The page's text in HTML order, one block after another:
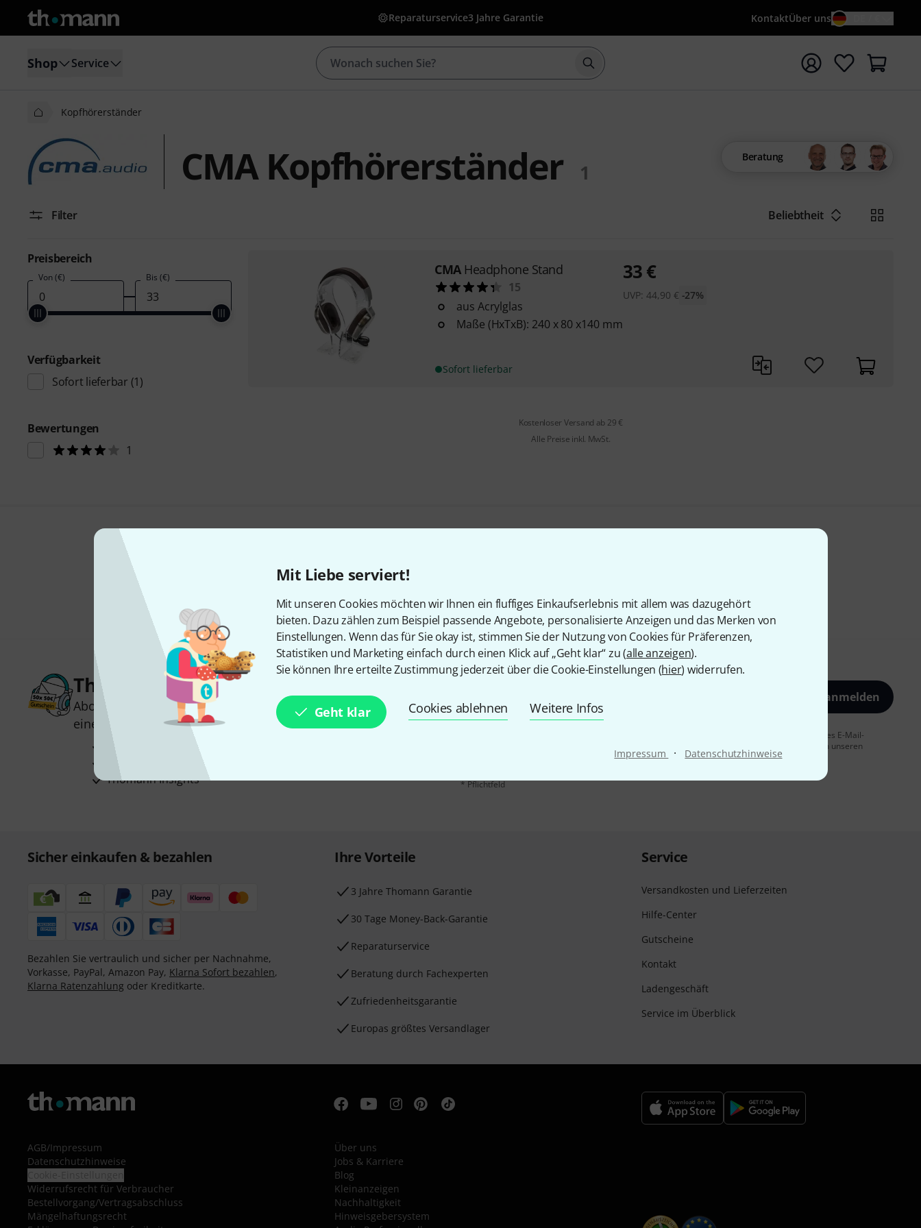
Mit Liebe serviert!
Mit unseren Cookies möchten wir Ihnen ein fluffiges Einkaufserlebnis mit allem was dazugehört
bieten. Dazu zählen zum Beispiel passende Angebote, personalisierte Anzeigen und das Merken von
Einstellungen. Wenn das für Sie okay ist, stimmen Sie der Nutzung von Cookies für Präferenzen,
Statistiken und Marketing einfach durch einen Klick auf „Geht klar“ zu (alle anzeigen).
Sie können Ihre erteilte Zustimmung jederzeit über die Cookie-Einstellungen (hier) widerrufen.
Geht klar Cookies ablehnen Weitere Infos
Impressum · Datenschutzhinweise
Reparaturservice3 Jahre Garantie KontaktÜber uns
Shop Service Suche mit Suchwort {searchTerm} starten
Kopfhörerständer
CMA Kopfhörerständer 1
Beratung
Filter Beliebtheit
Preisbereich
Von (€) Bis (€)
Verfügbarkeit
Sofort lieferbar (1)
Bewertungen
1
CMA Headphone Stand
15
aus Acrylglas
Maße (HxTxB): 240 x 80 x140 mm
Sofort lieferbar
33€
UVP: 44,90 € -27%
Kostenloser Versand ab 29 €
Alle Preise inkl. MwSt.
Teilen
Thomann Newsletter
Abonniere den Thomann Newsletter und gewinne mit etwas Glück
einen von
50 Gutscheinen über jeweils
Inspirierende Beiträge
Thomann Insights
Jetzt anmelden
Mit Klick auf „Jetzt anmelden“ stimmen Sie dem Erhalt von E-Mail-Werbung und einer Messung des E-Mail-
Nutzungsverhaltens zu. Die Abmeldung ist jederzeit möglich. Weitere Informationen finden Sie in unseren
* Pflichtfeld
Sicher einkaufen & bezahlen
Bezahlen Sie vertraulich und sicher per Nachnahme,
Vorkasse, PayPal, Amazon Pay, Klarna Sofort bezahlen,
Klarna Ratenzahlung oder Kreditkarte.
Ihre Vorteile
3 Jahre Thomann Garantie
30 Tage Money-Back-Garantie
Reparaturservice
Beratung durch Fachexperten
Zufriedenheitsgarantie
Europas größtes Versandlager
Service
Versandkosten und Lieferzeiten
Hilfe-Center
Gutscheine
Kontakt
Ladengeschäft
Service im Überblick
AGB/Impressum
Datenschutzhinweise
Widerrufsrecht für Verbraucher
Bestellvorgang/Vertragsabschluss
Mängelhaftungsrecht
Über uns
Jobs & Karriere
Blog
Kleinanzeigen
Nachhaltigkeit
Hinweisgebersystem